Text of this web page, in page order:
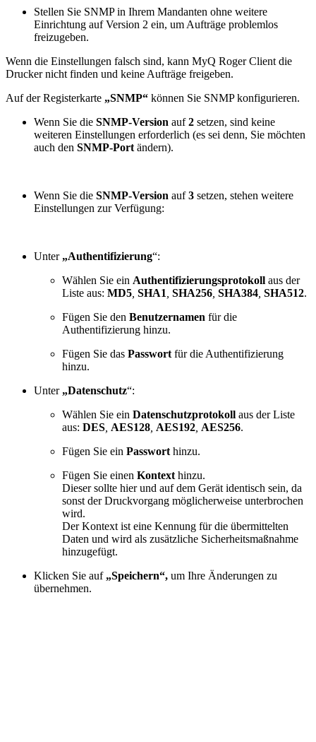
Stellen Sie SNMP in Ihrem Mandanten ohne weitere
Einrichtung auf Version 2 ein, um Aufträge problemlos
freizugeben.
Wenn die Einstellungen falsch sind, kann MyQ Roger Client die
Drucker nicht finden und keine Aufträge freigeben.
Auf der Registerkarte „SNMP“ können Sie SNMP konfigurieren.
Wenn Sie die SNMP-Version auf2 setzen, sind keine
weiteren Einstellungen erforderlich (es sei denn, Sie möchten
auch den SNMP-Port ändern).
Wenn Sie die SNMP-Version auf3 setzen, stehen weitere
Einstellungen zur Verfügung:
Unter „Authentifizierung“:
Wählen Sie ein Authentifizierungsprotokoll aus der
Liste aus: MD5 SHA1 SHA256 SHA384 SHA512.
Fügen Sie den Benutzernamen für die
Authentifizierung hinzu.
Fügen Sie das Passwort für die Authentifizierung
hinzu.
Unter „Datenschutz“:
Wählen Sie ein Datenschutzprotokoll aus der Liste
aus: DES AES128 AES192 AES256.
Fügen Sie ein Passwort hinzu.
Fügen Sie einen Kontext hinzu.
Dieser sollte hier und auf dem Gerät identisch sein, da
sonst der Druckvorgang möglicherweise unterbrochen
wird.
Der Kontext ist eine Kennung für die übermittelten
Daten und wird als zusätzliche Sicherheitsmaßnahme
hinzugefügt.
Klicken Sie auf „Speichern“, um Ihre Änderungen zu
übernehmen.